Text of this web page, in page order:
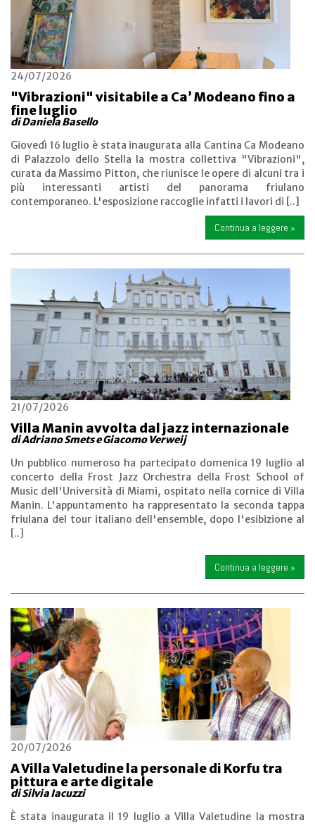
24/07/2026
"Vibrazioni" visitabile a Ca’ Modeano fino a
fine luglio
di Daniela Basello
Giovedì 16 luglio è stata inaugurata alla Cantina Ca Modeano
di Palazzolo dello Stella la mostra collettiva "Vibrazioni",
curata da Massimo Pitton, che riunisce le opere di alcuni tra i
più interessanti artisti del panorama friulano
contemporaneo. L'esposizione raccoglie infatti i lavori di [..]
Continua a leggere »
21/07/2026
Villa Manin avvolta dal jazz internazionale
di Adriano Smets e Giacomo Verweij
Un pubblico numeroso ha partecipato domenica 19 luglio al
concerto della Frost Jazz Orchestra della Frost School of
Music dell'Università di Miami, ospitato nella cornice di Villa
Manin. L'appuntamento ha rappresentato la seconda tappa
friulana del tour italiano dell'ensemble, dopo l'esibizione al
[..]
Continua a leggere »
20/07/2026
A Villa Valetudine la personale di Korfu tra
pittura e arte digitale
di Silvia Iacuzzi
È stata inaugurata il 19 luglio a Villa Valetudine la mostra